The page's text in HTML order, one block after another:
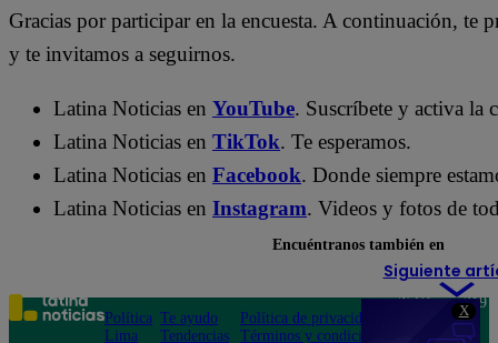
X
Gracias por participar en la encuesta. A continuación, te
y te invitamos a seguirnos.
Latina Noticias en YouTube. Suscríbete y activa la
Latina Noticias en TikTok. Te esperamos.
Latina Noticias en Facebook. Donde siempre
Latina Noticias en Instagram. Videos y fotos de
Siguiente
Encuéntranos también en
Política
Lima
Te ayudo
Tendencias
Política de privacidad
Términos y condiciones
Teléfono: 219
Av. San